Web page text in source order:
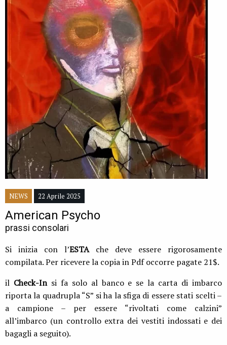
NEWS 22 Aprile 2025
American Psycho
prassi consolari
Si inizia con l’ESTAche deve essere rigorosamente
compilata. Per ricevere la copia in Pdf occorre pagate 21$.
il Check-Insi fa solo al banco e se la carta di imbarco
riporta la quadrupla “S” si ha la sfiga di essere stati scelti –
a campione – per essere “rivoltati come calzini”
all’imbarco (un controllo extra dei vestiti indossati e dei
bagagli a seguito).